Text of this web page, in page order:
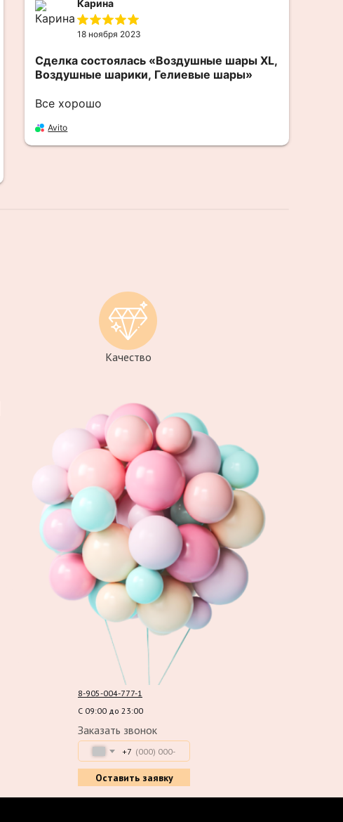
Карина
18 ноября 2023
Сделка состоялась «Воздушные шары XL,
Воздушные шарики, Гелиевые шары»
Все хорошо
Avito
Качество
8-905-004-777-1
С 09:00 до 23:00
Заказать звонок
+7
Оставить заявку